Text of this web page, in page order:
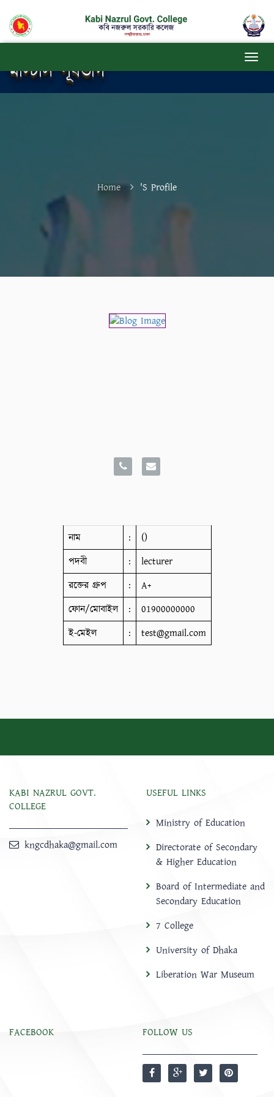
মাস্টার্স পূর্বভাগ
Home 's Profile
নাম :
()
পদবী
:
lecturer
রক্তের গ্রুপ
:
A+
ফোন/মোবাইল
:
01900000000
ই-মেইল
: test@gmail.com
KABI NAZRUL GOVT.
COLLEGE
kngcdhaka@gmail.com
USEFUL LINKS
Ministry of Education
Directorate of Secondary
& Higher Education
Board of Intermediate and
Secondary Education
7 College
University of Dhaka
Liberation War Museum
FACEBOOK FOLLOW US